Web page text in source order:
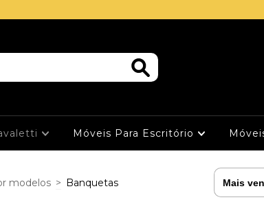
Móveis Para Escritório
modelos > Banquetas